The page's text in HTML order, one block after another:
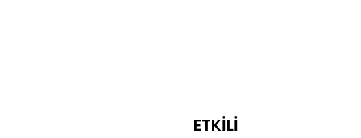
ETKİLİ